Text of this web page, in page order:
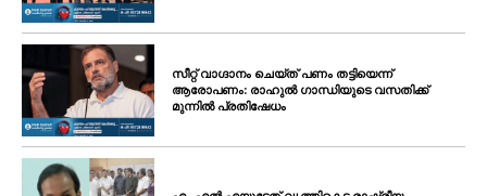
സീറ്റ് വാഗ്ദാനം ചെയ്ത് പണം തട്ടിയെന്ന്
ആരോപണം: രാഹുൽ ഗാന്ധിയുടെ വസതിക്ക്
മുന്നിൽ പ്രതിഷേധം